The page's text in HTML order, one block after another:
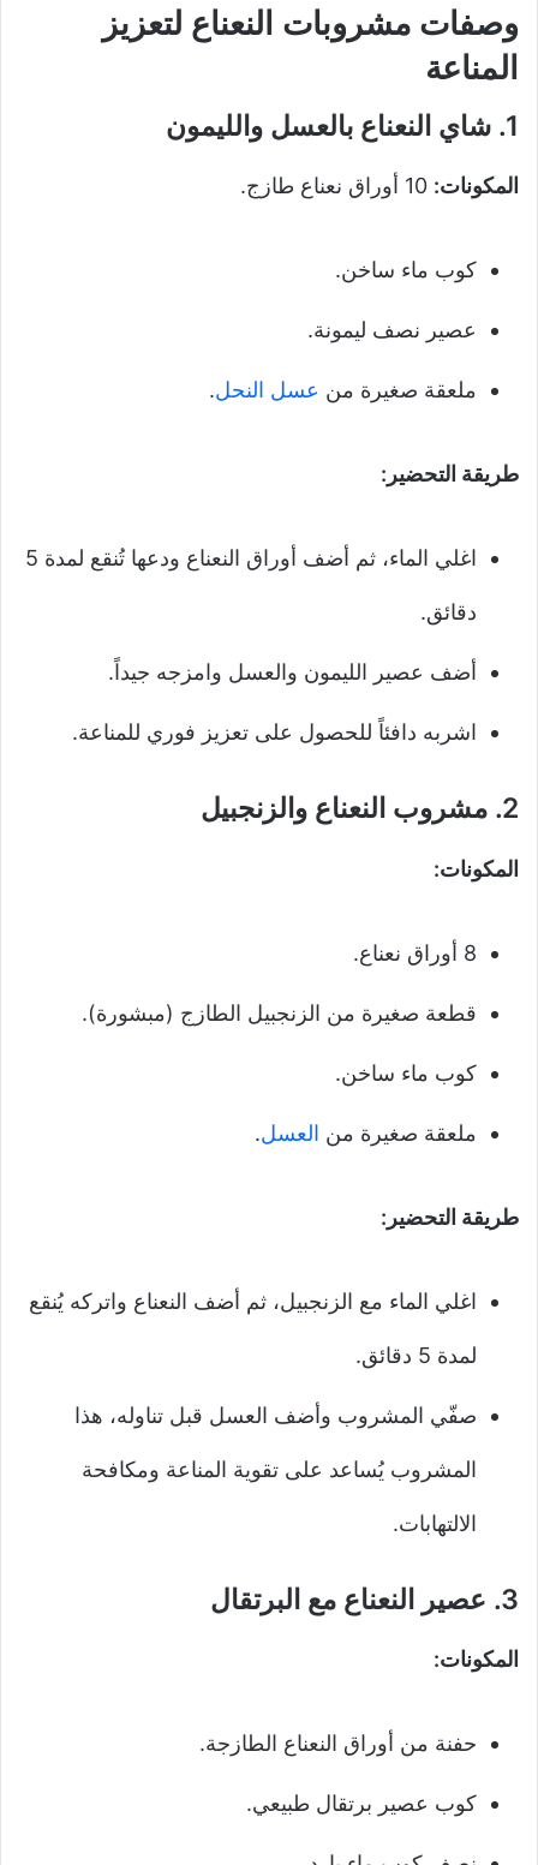
وصفات مشروبات النعناع لتعزيز
المناعة
1. شاي النعناع بالعسل والليمون
المكونات:
كوب ماء ساخن.
عصير نصف ليمونة.
ملعقة صغيرة من عسل النحل.
طريقة التحضير:
اغلي الماء، ثم أضف أوراق النعناع ودعها تُنقع لمدة 5
دقائق.
أضف عصير الليمون والعسل وامزجه جيداً.
اشربه دافئاً للحصول على تعزيز فوري للمناعة.
2. مشروب النعناع والزنجبيل
المكونات:
8 أوراق نعناع.
قطعة صغيرة من الزنجبيل الطازج (مبشورة).
كوب ماء ساخن.
ملعقة صغيرة من العسل.
طريقة التحضير:
اغلي الماء مع الزنجبيل، ثم أضف النعناع واتركه يُنقع
لمدة 5 دقائق.
صفّي المشروب وأضف العسل قبل تناوله، هذا
المشروب يُساعد على تقوية المناعة ومكافحة
الالتهابات.
3. عصير النعناع مع البرتقال
المكونات:
حفنة من أوراق النعناع الطازجة.
كوب عصير برتقال طبيعي.